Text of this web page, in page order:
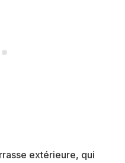
extérieure, qui